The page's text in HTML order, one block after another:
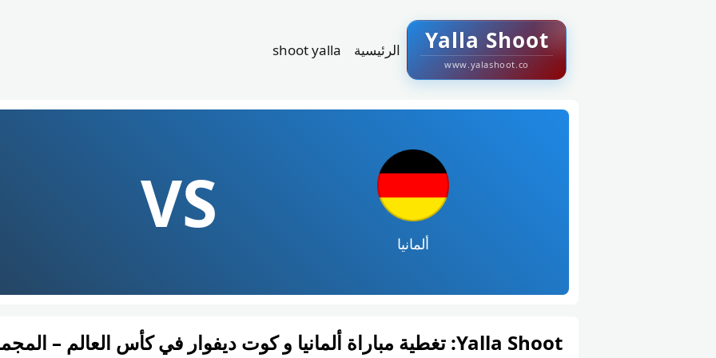
Yalla Shoot
www.yalashoot.co
الرئيسية shoot yalla
ألمانيا VS
Yalla Shoot: تغطية مباراة ألمانيا و كوت ديفوار في كأس العالم – المجموعة ه